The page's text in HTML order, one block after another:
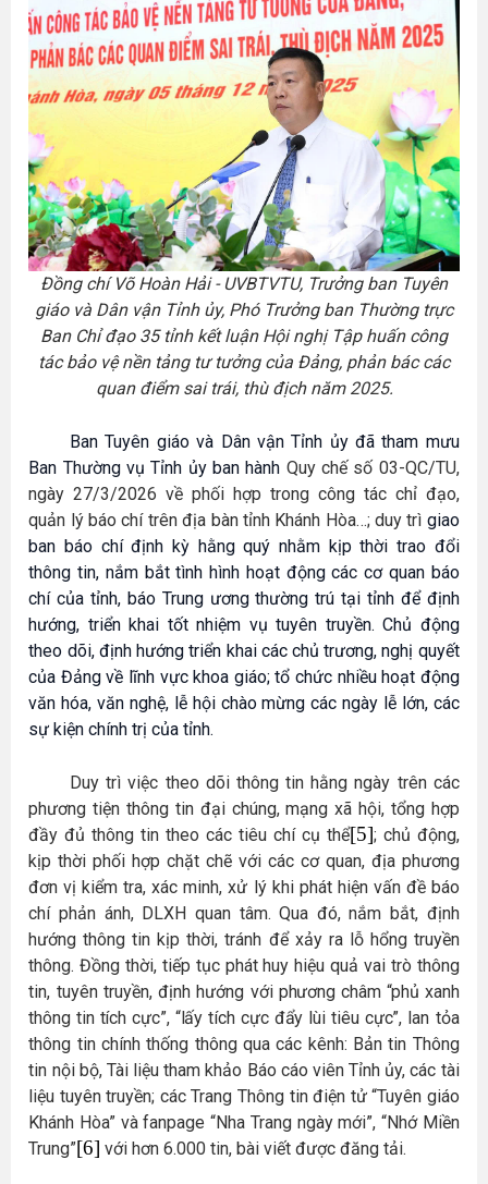
Đồng chí Võ Hoàn Hải - UVBTVTU, Trưởng ban Tuyên
giáo và Dân vận Tỉnh ủy, Phó Trưởng ban Thường trực
Ban Chỉ đạo 35 tỉnh kết luận Hội nghị Tập huấn công
tác bảo vệ nền tảng tư tưởng của Đảng, phản bác các
quan điểm sai trái, thù địch năm 2025.
Ban Tuyên giáo và Dân vận Tỉnh ủy đã tham mưu
Ban Thường vụ Tỉnh ủy ban hành Quy chế số 03-QC/TU,
ngày 27/3/2026 về phối hợp trong công tác chỉ đạo,
quản lý báo chí trên địa bàn tỉnh Khánh Hòa…; duy trì giao
ban báo chí định kỳ hằng quý nhằm kịp thời trao đổi
thông tin, nắm bắt tình hình hoạt động các cơ quan báo
chí của tỉnh, báo Trung ương thường trú tại tỉnh để định
hướng, triển khai tốt nhiệm vụ tuyên truyền. Chủ động
theo dõi, định hướng triển khai các chủ trương, nghị quyết
của Đảng về lĩnh vực khoa giáo; tổ chức nhiều hoạt động
văn hóa, văn nghệ, lễ hội chào mừng các ngày lễ lớn, các
sự kiện chính trị của tỉnh.
Duy trì việc theo dõi thông tin hằng ngày trên các
phương tiện thông tin đại chúng, mạng xã hội, tổng hợp
đầy đủ thông tin theo các tiêu chí cụ thể[5]; chủ động,
kịp thời phối hợp chặt chẽ với các cơ quan, địa phương
đơn vị kiểm tra, xác minh, xử lý khi phát hiện vấn đề báo
chí phản ánh, DLXH quan tâm. Qua đó, nắm bắt, định
hướng thông tin kịp thời, tránh để xảy ra lỗ hổng truyền
thông. Đồng thời, tiếp tục phát huy hiệu quả vai trò thông
tin, tuyên truyền, định hướng vớiphương châm “phủ xanh
thông tin tích cực”, “lấy tích cực đẩy lùi tiêu cực”, lan tỏa
thông tin chính thống thông qua các kênh: Bản tin Thông
tin nội bộ, Tài liệu tham khảo Báo cáo viên Tỉnh ủy, các tài
liệu tuyên truyền; các Trang Thông tin điện tử “Tuyên giáo
Khánh Hòa” và fanpage “Nha Trang ngày mới”, “Nhớ Miền
Trung”[6] với hơn 6.000 tin, bài viết được đăng tải.